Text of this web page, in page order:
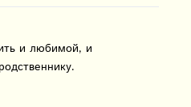
и любимой, и